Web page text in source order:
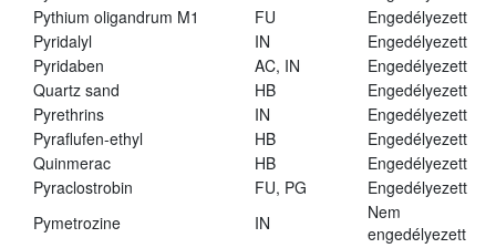
Pythium oligandrum M1
FU
Engedélyezett
Pyridalyl
IN
Engedélyezett
Pyridaben
AC, IN
Engedélyezett
Quartz sand
HB
Engedélyezett
Pyrethrins
IN
Engedélyezett
Pyraflufen-ethyl
HB
Engedélyezett
Quinmerac
HB
Engedélyezett
Pyraclostrobin
FU, PG
Engedélyezett
Pymetrozine
IN
Nem
engedélyezett